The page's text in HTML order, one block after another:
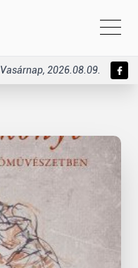
Vasárnap, 2026.08.09.